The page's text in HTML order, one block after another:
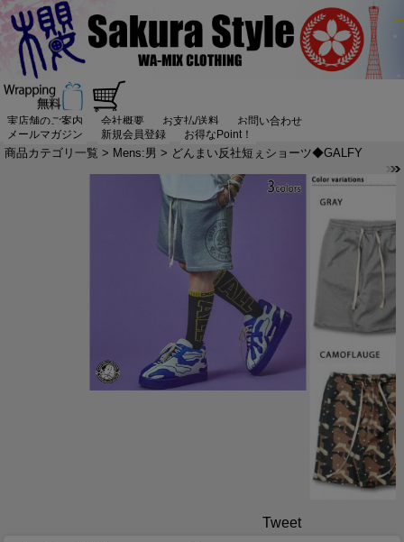
実店舗のご案内 会社概要 お支払/送料
お問い合わせ
メールマガジン
新規会員登録 お得なPoint！
商品カテゴリ一覧 > Mens:男 > どんまい反社短ぇショーツ◆GALFY
Tweet